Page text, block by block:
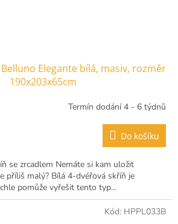
Elegante bílá, masiv, rozměr
190x203x65cm
Termín dodání 4 - 6 týdnů
Do košíku
se zrcadlem Nemáte si kam uložit
příliš malý? Bílá 4-dvéřová skříň je
pomůže vyřešit tento typ...
Kód: HPPL033B